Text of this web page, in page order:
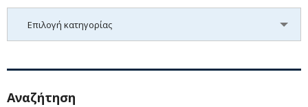
Επιλογή κατηγορίας
Αναζήτηση